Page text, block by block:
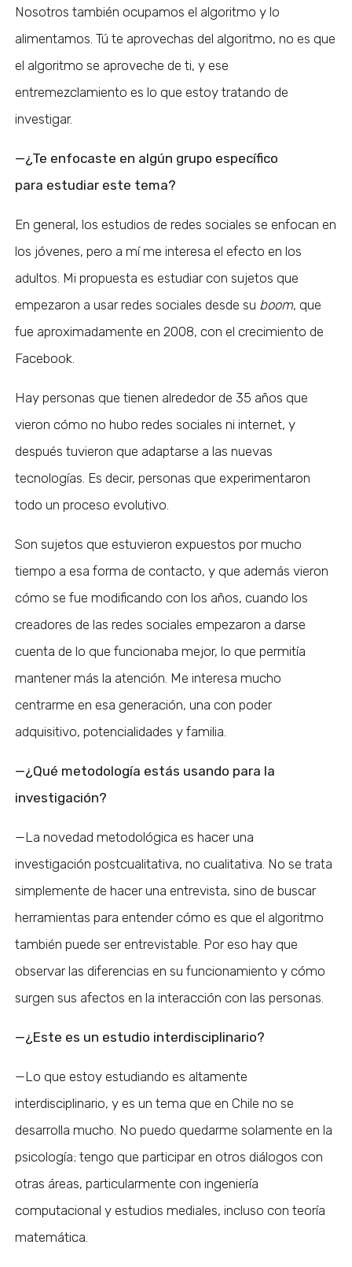
Nosotros también ocupamos el algoritmo y lo
alimentamos. Tú te aprovechas del algoritmo, no es que
el algoritmo se aproveche de ti, y ese
entremezclamiento es lo que estoy tratando de
investigar.
—¿Te enfocaste en algún grupo específico
para estudiar este tema?
En general, los estudios de redes sociales se enfocan en
los jóvenes, pero a mí me interesa el efecto en los
adultos. Mi propuesta es estudiar con sujetos que
empezaron a usar redes sociales desde su boom, que
fue aproximadamente en 2008, con el crecimiento de
Facebook.
Hay personas que tienen alrededor de 35 años que
vieron cómo no hubo redes sociales ni internet, y
después tuvieron que adaptarse a las nuevas
tecnologías. Es decir, personas que experimentaron
todo un proceso evolutivo.
Son sujetos que estuvieron expuestos por mucho
tiempo a esa forma de contacto, y que además vieron
cómo se fue modificando con los años, cuando los
creadores de las redes sociales empezaron a darse
cuenta de lo que funcionaba mejor, lo que permitía
mantener más la atención. Me interesa mucho
centrarme en esa generación, una con poder
adquisitivo, potencialidades y familia.
—¿Qué metodología estás usando para la
investigación?
—La novedad metodológica es hacer una
investigación postcualitativa, no cualitativa. No se trata
simplemente de hacer una entrevista, sino de buscar
herramientas para entender cómo es que el algoritmo
también puede ser entrevistable. Por eso hay que
observar las diferencias en su funcionamiento y cómo
surgen sus afectos en la interacción con las personas.
—¿Este es un estudio interdisciplinario?
—Lo que estoy estudiando es altamente
interdisciplinario, y es un tema que en Chile no se
desarrolla mucho. No puedo quedarme solamente en la
psicología; tengo que participar en otros diálogos con
otras áreas, particularmente con ingeniería
computacional y estudios mediales, incluso con teoría
matemática.